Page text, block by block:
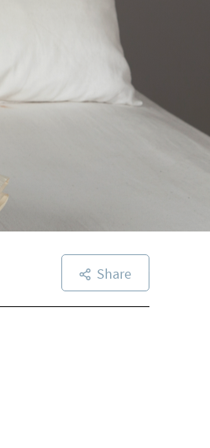
Share